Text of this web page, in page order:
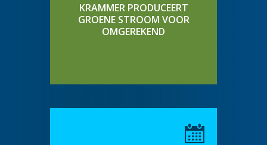
KRAMMER PRODUCEERT
GROENE STROOM VOOR
OMGEREKEND